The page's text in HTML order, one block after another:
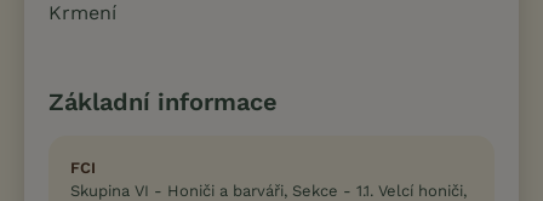
Krmení
Základní informace
FCI
Skupina VI - Honiči a barváři, Sekce - 1.1. Velcí honiči,